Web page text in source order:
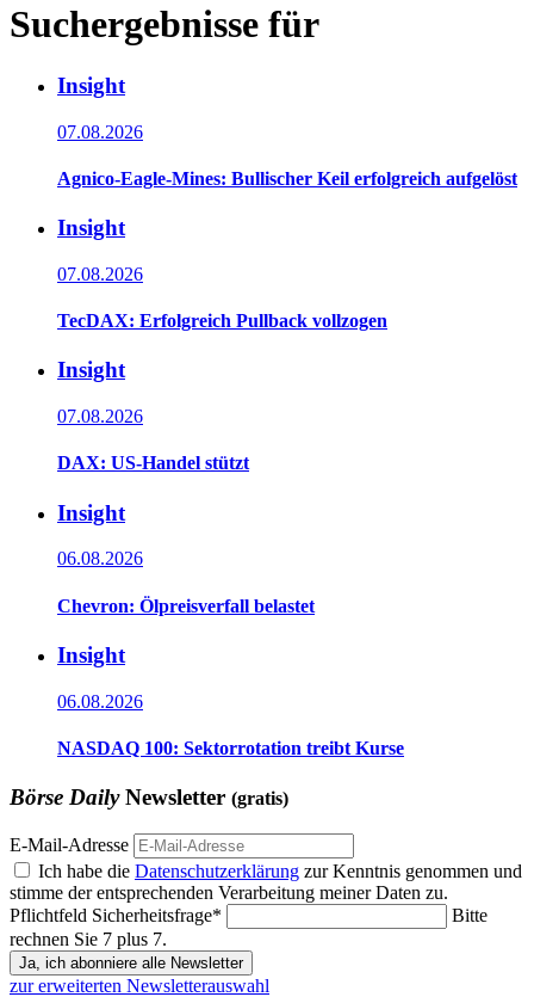
Suchergebnisse für
Insight
07.08.2026
Agnico-Eagle-Mines: Bullischer Keil erfolgreich aufgelöst
Insight
07.08.2026
TecDAX: Erfolgreich Pullback vollzogen
Insight
07.08.2026
DAX: US-Handel stützt
Insight
06.08.2026
Chevron: Ölpreisverfall belastet
Insight
06.08.2026
NASDAQ 100: Sektorrotation treibt Kurse
Börse DailyNewsletter (gratis)
E-Mail-Adresse
Ich habe die Datenschutzerklärung zur Kenntnis genommen und
stimme der entsprechenden Verarbeitung meiner Daten zu.
Pflichtfeld Sicherheitsfrage*
Bitte
rechnen Sie 7 plus 7.
Ja, ich abonniere alle Newsletter
zur erweiterten Newsletterauswahl